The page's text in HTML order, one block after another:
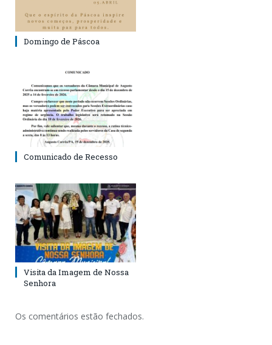
Domingo de Páscoa
Comunicado de Recesso
Visita da Imagem de Nossa
Senhora
Os comentários estão fechados.